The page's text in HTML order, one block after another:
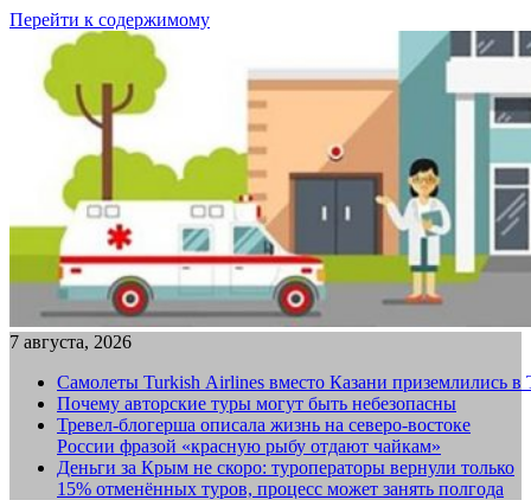
Перейти к содержимому
7 августа, 2026
Самолеты Turkish Airlines вместо Казани приземлились в
Почему авторские туры могут быть небезопасны
Тревел-блогерша описала жизнь на северо-востоке
России фразой «красную рыбу отдают чайкам»
Деньги за Крым не скоро: туроператоры вернули только
15% отменённых туров, процесс может занять полгода